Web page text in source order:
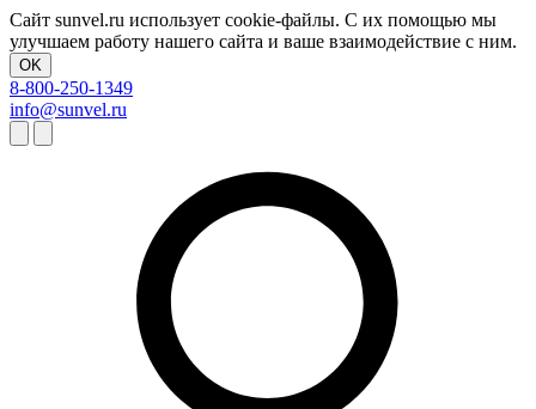
Сайт sunvel.ru использует cookie-файлы. С их помощью мы
улучшаем работу нашего сайта и ваше взаимодействие с ним.
OK
8-800-250-1349
info@sunvel.ru